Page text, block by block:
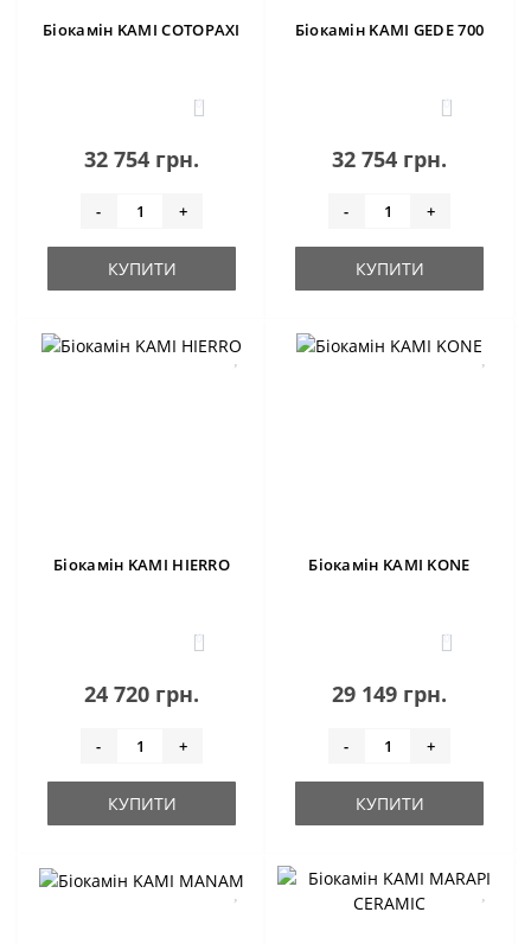
Біокамін KAMI COTOPAXI
0
32 754 грн.
- +
КУПИТИ
Біокамін KAMI GEDE 700
0
32 754 грн.
- +
КУПИТИ
Біокамін KAMI HIERRO
0
24 720 грн.
- +
КУПИТИ
Біокамін KAMI KONE
0
29 149 грн.
- +
КУПИТИ